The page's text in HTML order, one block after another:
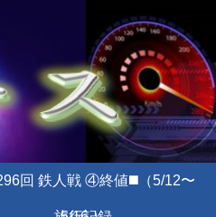
回 鉄人戦 ④終値◼️（5/12〜